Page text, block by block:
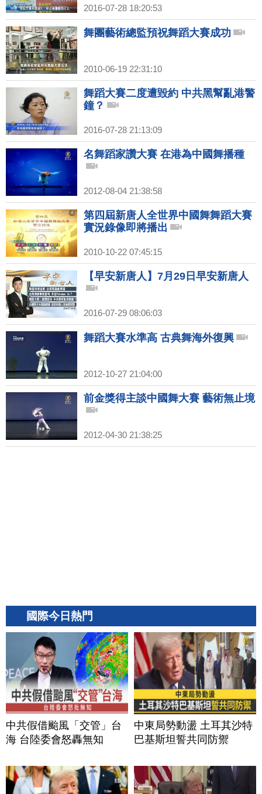
2016-07-28 18:20:53
舞團藝術總監預祝舞蹈大賽成功
2010-06-19 22:31:10
舞蹈大賽二度遭毀約 中共黑幫亂港警
鐘？
2016-07-28 21:13:09
名舞蹈家讚大賽 在港為中國舞播種
2012-08-04 21:38:58
第四屆新唐人全世界中國舞舞蹈大賽
實況錄像即將播出
2010-10-22 07:45:15
【早安新唐人】7月29日早安新唐人
2016-07-29 08:06:03
舞蹈大賽水準高 古典舞海外復興
2012-10-27 21:04:00
前金獎得主談中國舞大賽 藝術無止境
2012-04-30 21:38:25
國際今日熱門
中共假借颱風「交管」台
海 台陸委會怒轟無知
中東局勢動盪 土耳其沙特
巴基斯坦誓共同防禦